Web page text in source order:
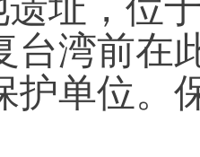
址，位
台湾前在
单位。